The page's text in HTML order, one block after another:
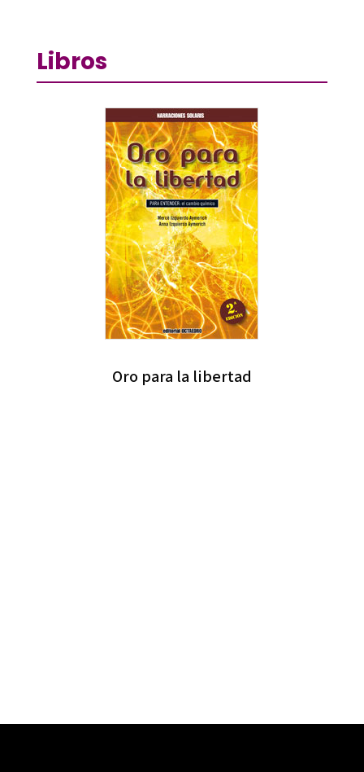
Libros
Oro para la libertad